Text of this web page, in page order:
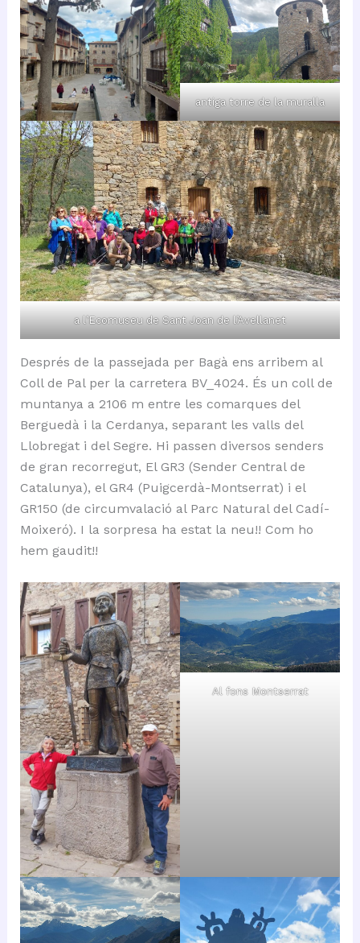
antiga torre de la muralla
a l’Ecomuseu de Sant Joan de l’Avellanet
Després de la passejada per Bagà ens arribem al
Coll de Pal per la carretera BV_4024. És un coll de
muntanya a 2106 m entre les comarques del
Berguedà i la Cerdanya, separant les valls del
Llobregat i del Segre. Hi passen diversos senders
de gran recorregut, El GR3 (Sender Central de
Catalunya), el GR4 (Puigcerdà-Montserrat) i el
GR150 (de circumvalació al Parc Natural del Cadí-
Moixeró). I la sorpresa ha estat la neu!! Com ho
hem gaudit!!
Al fons Montserrat